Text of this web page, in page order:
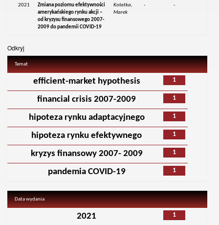
2021
Zmiana poziomu efektywności
amerykańskiego rynku akcji –
od kryzysu finansowego 2007-
2009 do pandemii COVID-19
Kołatka,
Marek
- -
Odkryj
Temat
1
efficient-market hypothesis
1
financial crisis 2007-2009
1
hipoteza rynku adaptacyjnego
1
hipoteza rynku efektywnego
1
kryzys finansowy 2007- 2009
1
pandemia COVID-19
Data wydania
1
2021